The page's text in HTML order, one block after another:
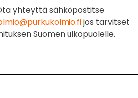
yhteyttä sähköpostitse
jos tarvitset
Suomen ulkopuolelle.